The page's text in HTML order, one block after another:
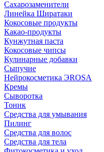
Сахарозаменители
Линейка Ширатаки
Кокосовые продукты
Какао-продукты
Кунжутная паста
Кокосовые чипсы
Кулинарные добавки
Сыпучие
Нейрокосметика ЭROSA
Кремы
Сыворотка
Тоник
Средства для умывания
Пилинг
Средства для волос
Средства для тела